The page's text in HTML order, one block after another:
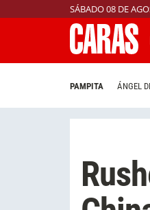
SÁBADO 08 DE
PAMPITA ÁNGEL